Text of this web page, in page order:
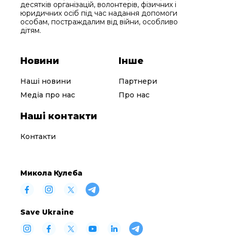
десятків організацій, волонтерів, фізичних і
юридичних осіб під час надання допомоги
особам, постраждалим від війни, особливо
дітям.
Новини
Наші новини
Медіа про нас
Інше
Партнери
Про нас
Наші контакти
Контакти
Микола Кулеба
Save Ukraine